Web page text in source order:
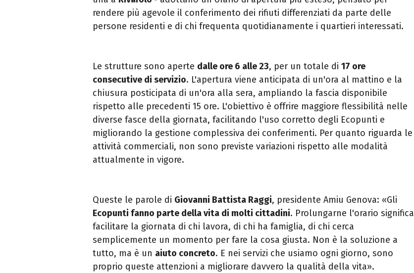
rendere più agevole il conferimento dei rifiuti differenziati da parte delle
persone residenti e di chi frequenta quotidianamente i quartieri interessati.
Le strutture sono aperte dalle ore 6 alle 23, per un totale di 17 ore
consecutive di servizio. L'apertura viene anticipata di un'ora al mattino e la
chiusura posticipata di un'ora alla sera, ampliando la fascia disponibile
rispetto alle precedenti 15 ore. L'obiettivo è offrire maggiore flessibilità nelle
diverse fasce della giornata, facilitando l'uso corretto degli Ecopunti e
migliorando la gestione complessiva dei conferimenti. Per quanto riguarda le
attività commerciali, non sono previste variazioni rispetto alle modalità
attualmente in vigore.
Queste le parole di Giovanni Battista Raggi, presidente Amiu Genova: «Gli
Ecopunti fanno parte della vita di molti cittadini. Prolungarne l'orario significa
facilitare la giornata di chi lavora, di chi ha famiglia, di chi cerca
semplicemente un momento per fare la cosa giusta. Non è la soluzione a
tutto, ma è un aiuto concreto. E nei servizi che usiamo ogni giorno, sono
proprio queste attenzioni a migliorare davvero la qualità della vita».